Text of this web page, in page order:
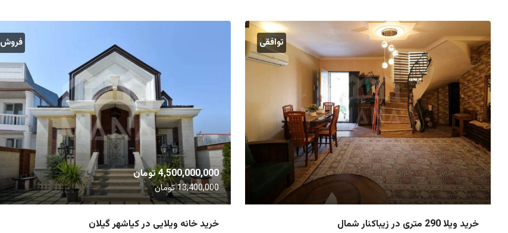
توافقی
خرید ویلا 290 متری در زیباکنار شمال
فروش
4,500,000,000 تومان
13,400,000 تومان
خرید خانه ویلایی در کیاشهر گیلان